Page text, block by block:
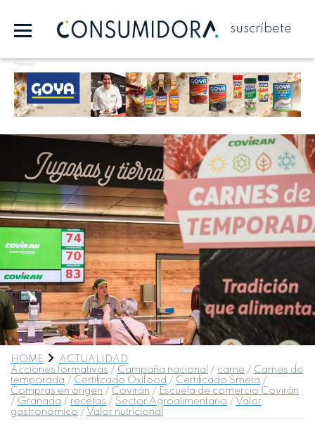
suscríbete
Publicidad
HOME
ACTUALIDAD
Acciones formativas / Campaña nacional / carne / Carnes de
temporada / Certificado Oxifood / Certificado Smeta /
Compras en origen / Covirán / Escuela de comercio Covirán
/ Granada / recetas / Sector Agroalimentario / Valor
gastronómico / Valor nutricional